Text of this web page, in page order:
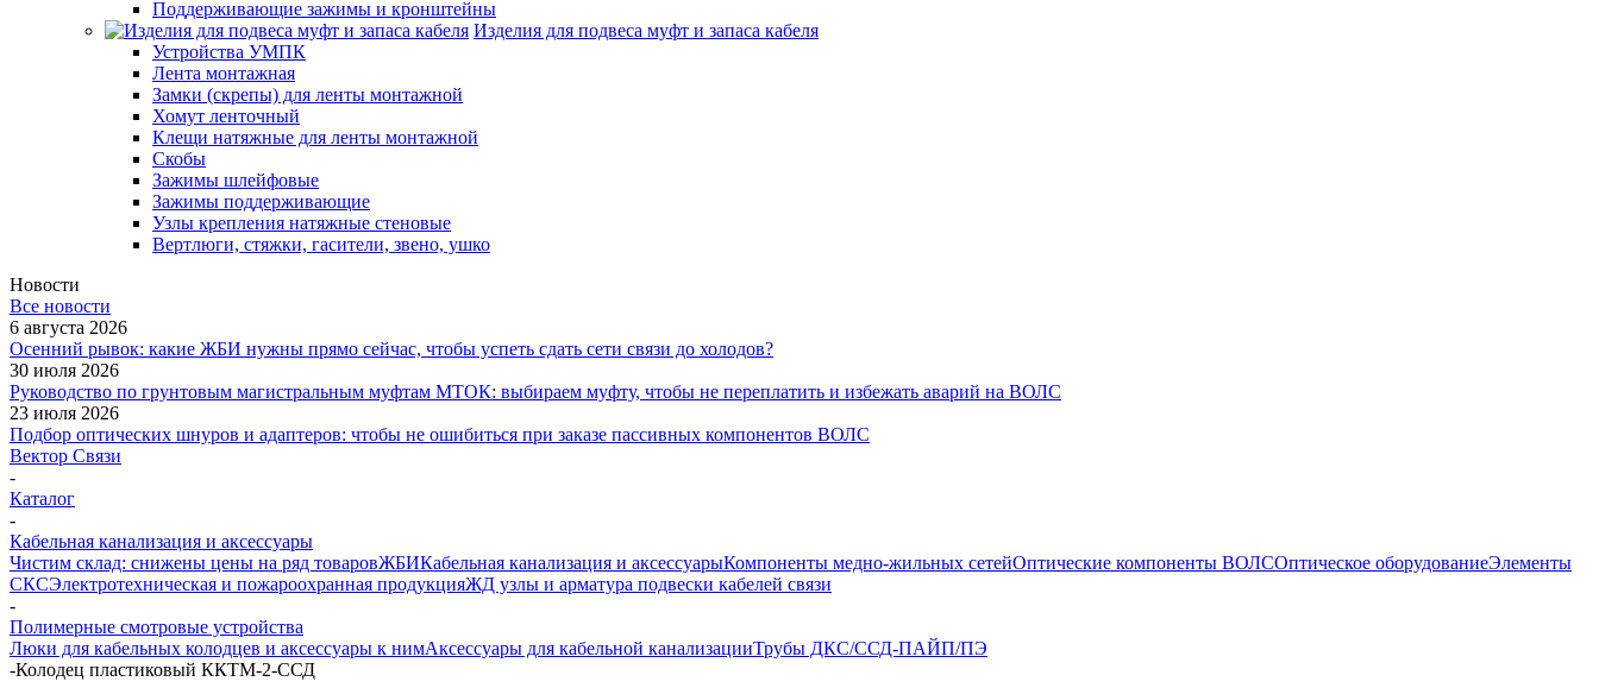
Поддерживающие зажимы и кронштейны
Изделия для подвеса муфт и запаса кабеля
Устройства УМПК
Лента монтажная
Замки (скрепы) для ленты монтажной
Хомут ленточный
Клещи натяжные для ленты монтажной
Скобы
Зажимы шлейфовые
Зажимы поддерживающие
Узлы крепления натяжные стеновые
Вертлюги, стяжки, гасители, звено, ушко
Новости
Все новости
6 августа 2026
Осенний рывок: какие ЖБИ нужны прямо сейчас, чтобы успеть сдать сети связи до холодов?
30 июля 2026
Руководство по грунтовым магистральным муфтам МТОК: выбираем муфту, чтобы не переплатить и избежать аварий на ВОЛС
23 июля 2026
Подбор оптических шнуров и адаптеров: чтобы не ошибиться при заказе пассивных компонентов ВОЛС
Вектор Связи
-
Каталог
-
Кабельная канализация и аксессуары
Чистим склад: снижены цены на ряд товаровЖБИКабельная канализация и аксессуарыКомпоненты медно-жильных сетейОптические компоненты ВОЛСОптическое оборудованиеЭлементы
СКСЭлектротехническая и пожароохранная продукцияЖД узлы и арматура подвески кабелей связи
-
Полимерные смотровые устройства
Люки для кабельных колодцев и аксессуары к нимАксессуары для кабельной канализацииТрубы ДКС/ССД-ПАЙП/ПЭ
-Колодец пластиковый ККТМ-2-ССД